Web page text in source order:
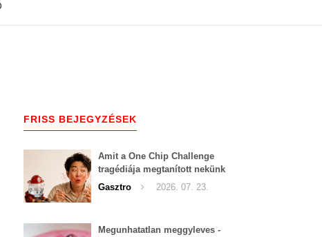
FRISS BEJEGYZÉSEK
Amit a One Chip Challenge
tragédiája megtanított nekünk
a csípős kihívásokról
Gasztro 2026. 07. 23.
Megunhatatlan meggyleves -